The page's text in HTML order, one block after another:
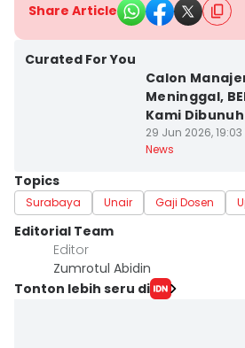
Share Article
Curated For You
Calon
Meninggal,
Kami
29 Jun 2026, 19:03
News
Topics
Surabaya Unair Gaji Dosen
Editorial Team
Editor
Zumrotul Abidin
Tonton lebih seru di